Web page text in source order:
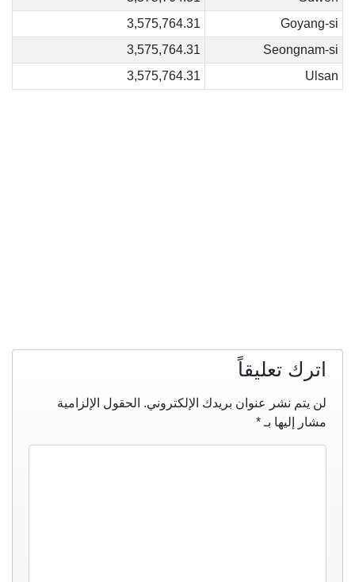
Goyang-si
3,575,764.31
Seongnam-si
3,575,764.31
Ulsan
3,575,764.31
اترك تعليقاً
لن يتم نشر عنوان بريدك الإلكتروني. الحقول الإلزامية
مشار إليها بـ *